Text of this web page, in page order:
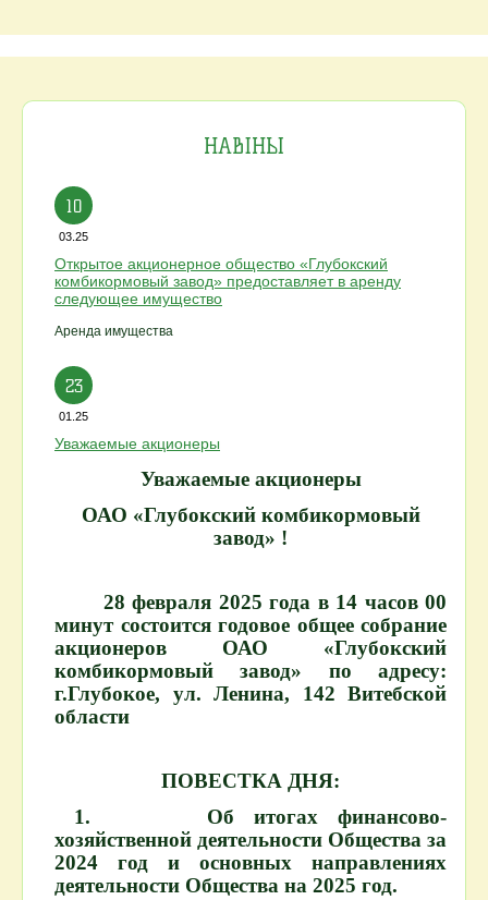
НАВІНЫ
10
03.25
Открытое акционерное общество «Глубокский
комбикормовый завод» предоставляет в аренду
следующее имущество
Аренда имущества
23
01.25
Уважаемые акционеры
Уважаемые акционеры
ОАО «Глубокский комбикормовый
завод» !
28 февраля 2025 года в 14 часов 00
минут состоится годовое общее собрание
акционеров ОАО «Глубокский
комбикормовый завод» по адресу:
г.Глубокое, ул. Ленина, 142 Витебской
области
ПОВЕСТКА ДНЯ:
1. Об итогах финансово-
хозяйственной деятельности Общества за
2024 год и основных направлениях
деятельности Общества на 2025 год.